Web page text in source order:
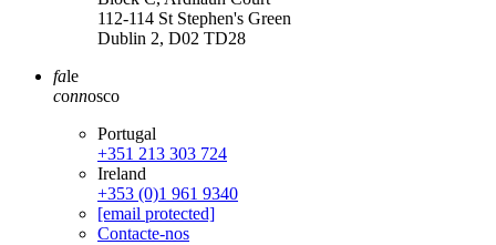
112-114 St Stephen's Green
Dublin 2, D02 TD28
fale
connosco
Portugal
+351 213 303 724
Ireland
+353 (0)1 961 9340
[email protected]
Contacte-nos